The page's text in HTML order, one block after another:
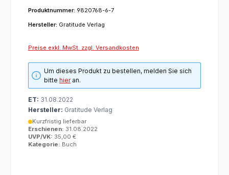
Produktnummer: 9820768-6-7
Hersteller: Gratitude Verlag
Preise exkl. MwSt. zzgl. Versandkosten
Um dieses Produkt zu bestellen, melden Sie sich
bittehieran.
ET: 31.08.2022
Hersteller: Gratitude Verlag
Kurzfristig lieferbar
Erschienen: 31.08.2022
UVP/VK: 35,00 €
Kategorie: Buch